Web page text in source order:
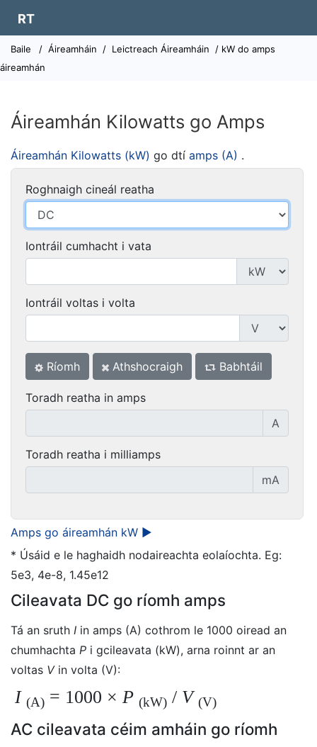
RT
Baile / Áireamháin / Leictreach Áireamháin
/ kW do amps
áireamhán
Áireamhán Kilowatts go Amps
Áireamhán Kilowatts (kW) go dtí amps (A) .
Roghnaigh cineál reatha
Iontráil cumhacht i vata
Iontráil voltas i volta
Ríomh Athshocraigh Babhtáil
Toradh reatha in amps
A
Toradh reatha i milliamps
mA
Amps go áireamhán kW ►
* Úsáid e le haghaidh nodaireachta eolaíochta. Eg:
5e3, 4e-8, 1.45e12
Cileavata DC go ríomh amps
Tá an sruth I in amps (A) cothrom le 1000 oiread an
chumhachta P i gcileavata (kW), arna roinnt ar an
voltas Vin volta (V):
I (A) = 1000 × P (kW) / V(V)
AC cileavata céim amháin go ríomh